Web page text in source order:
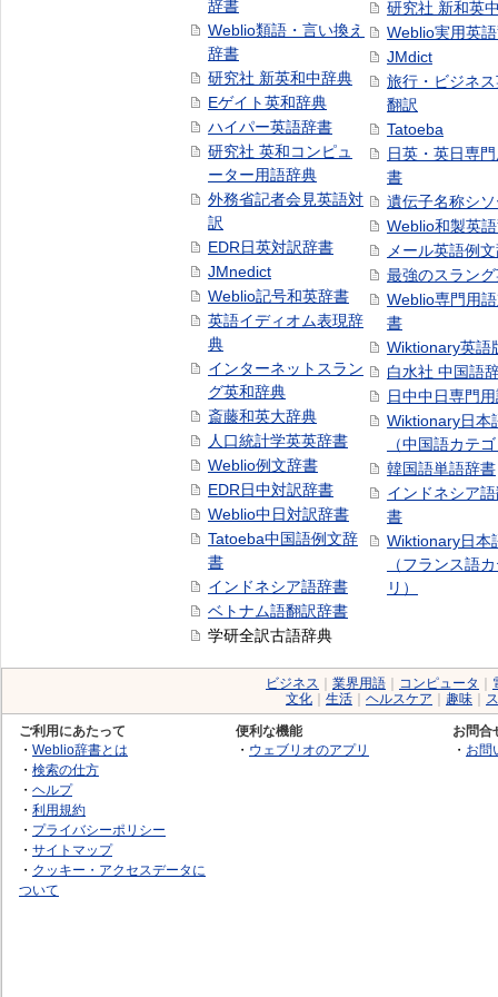
辞書
Weblio類語・言い換え
辞書
研究社 新英和中辞典
Eゲイト英和辞典
ハイパー英語辞書
研究社 英和コンピュ
ーター用語辞典
外務省記者会見英語対
訳
EDR日英対訳辞書
JMnedict
Weblio記号和英辞書
英語イディオム表現辞
典
インターネットスラン
グ英和辞典
斎藤和英大辞典
人口統計学英英辞書
Weblio例文辞書
EDR日中対訳辞書
Weblio中日対訳辞書
Tatoeba中国語例文辞
書
インドネシア語辞書
ベトナム語翻訳辞書
学研全訳古語辞典
研究社 新和英
Weblio実用英
JMdict
旅行・ビジネ
翻訳
Tatoeba
日英・英日専
書
遺伝子名称シ
Weblio和製英
メール英語例
最強のスラン
Weblio専門用
書
Wiktionary英語
白水社 中国語
日中中日専門
Wiktionary日本
（中国語カテ
韓国語単語辞書
インドネシア
書
Wiktionary日本
（フランス語
リ）
ビジネス 業界用語 コンピュータ
文化
生活 ヘルスケア 趣味
ご利用にあたって
・ Weblio辞書とは
・ 検索の仕方
・ ヘルプ
・ 利用規約
・ プライバシーポリシー
・ サイトマップ
・ クッキー・アクセスデータに
ついて
便利な機能
・ ウェブリオのアプリ
お問合
・ お問